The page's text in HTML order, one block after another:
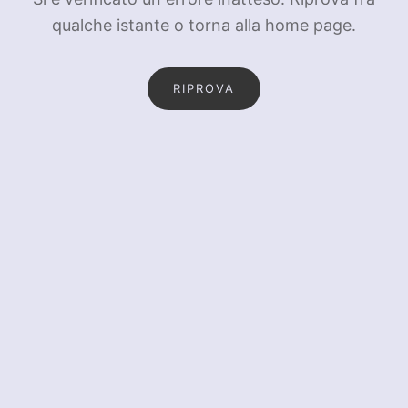
qualche istante o torna alla home page.
RIPROVA